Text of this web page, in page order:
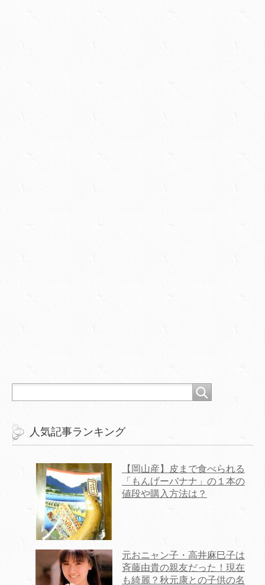
人気記事ランキング
【岡山産】皮まで食べられる
「もんげーバナナ」の１本の
値段や購入方法は？
元おニャン子・高井麻巳子は
斉藤由貴の親友だった！現在
も綺麗？秋元康との子供の名